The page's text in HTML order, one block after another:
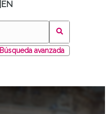
EN
Búsqueda avanzada